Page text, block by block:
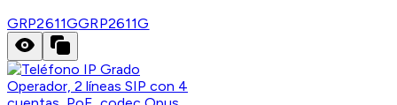
GRP2611GGRP2611G